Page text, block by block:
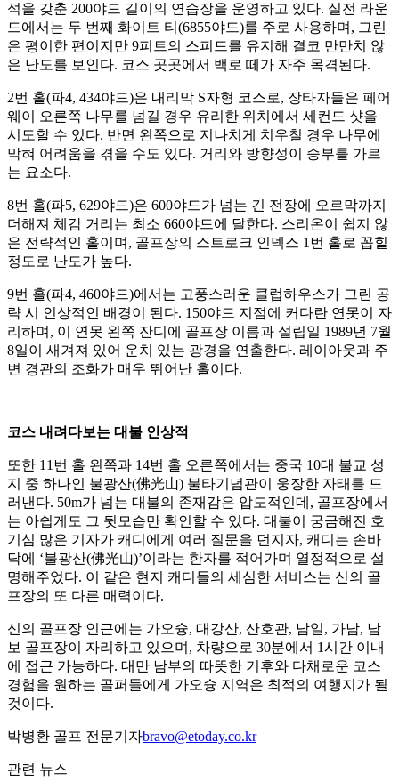
석을 갖춘 200야드 길이의 연습장을 운영하고 있다. 실전 라운
드에서는 두 번째 화이트 티(6855야드)를 주로 사용하며, 그린
은 평이한 편이지만 9피트의 스피드를 유지해 결코 만만치 않
은 난도를 보인다. 코스 곳곳에서 백로 떼가 자주 목격된다.
2번 홀(파4, 434야드)은 내리막 S자형 코스로, 장타자들은 페어
웨이 오른쪽 나무를 넘길 경우 유리한 위치에서 세컨드 샷을
시도할 수 있다. 반면 왼쪽으로 지나치게 치우칠 경우 나무에
막혀 어려움을 겪을 수도 있다. 거리와 방향성이 승부를 가르
는 요소다.
8번 홀(파5, 629야드)은 600야드가 넘는 긴 전장에 오르막까지
더해져 체감 거리는 최소 660야드에 달한다. 스리온이 쉽지 않
은 전략적인 홀이며, 골프장의 스트로크 인덱스 1번 홀로 꼽힐
정도로 난도가 높다.
9번 홀(파4, 460야드)에서는 고풍스러운 클럽하우스가 그린 공
략 시 인상적인 배경이 된다. 150야드 지점에 커다란 연못이 자
리하며, 이 연못 왼쪽 잔디에 골프장 이름과 설립일 1989년 7월
8일이 새겨져 있어 운치 있는 광경을 연출한다. 레이아웃과 주
변 경관의 조화가 매우 뛰어난 홀이다.
코스 내려다보는 대불 인상적
또한 11번 홀 왼쪽과 14번 홀 오른쪽에서는 중국 10대 불교 성
지 중 하나인 불광산(佛光山) 불타기념관이 웅장한 자태를 드
러낸다. 50m가 넘는 대불의 존재감은 압도적인데, 골프장에서
는 아쉽게도 그 뒷모습만 확인할 수 있다. 대불이 궁금해진 호
기심 많은 기자가 캐디에게 여러 질문을 던지자, 캐디는 손바
닥에 ‘불광산(佛光山)’이라는 한자를 적어가며 열정적으로 설
명해주었다. 이 같은 현지 캐디들의 세심한 서비스는 신의 골
프장의 또 다른 매력이다.
신의 골프장 인근에는 가오슝, 대강산, 산호관, 남일, 가남, 남
보 골프장이 자리하고 있으며, 차량으로 30분에서 1시간 이내
에 접근 가능하다. 대만 남부의 따뜻한 기후와 다채로운 코스
경험을 원하는 골퍼들에게 가오슝 지역은 최적의 여행지가 될
것이다.
박병환 골프 전문기자bravo@etoday.co.kr
관련 뉴스